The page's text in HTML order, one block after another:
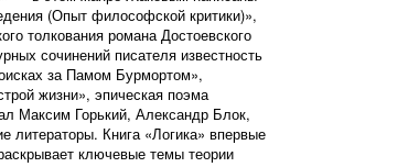
(Опыт философской критики)»,
толкования романа Достоевского
сочинений писателя известность
за Памом Бурмортом»,
жизни», эпическая поэма
Максим Горький, Александр Блок,
Книга «Логика» впервые
ключевые темы теории